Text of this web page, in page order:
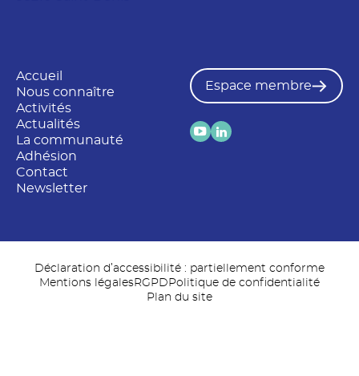
Accueil
Nous connaître
Activités
Actualités
La communauté
Adhésion
Contact
Newsletter
Espace membre
Déclaration d’accessibilité : partiellement conforme
Mentions légalesRGPD Politique de confidentialité
Plan du site